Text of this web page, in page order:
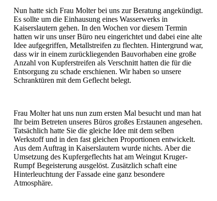
Nun hatte sich Frau Molter bei uns zur Beratung angekündigt.
Es sollte um die Einhausung eines Wasserwerks in
Kaiserslautern gehen. In den Wochen vor diesem Termin
hatten wir uns unser Büro neu eingerichtet und dabei eine alte
Idee aufgegriffen, Metallstreifen zu flechten. Hintergrund war,
dass wir in einem zurückliegenden Bauvorhaben eine große
Anzahl von Kupferstreifen als Verschnitt hatten die für die
Entsorgung zu schade erschienen. Wir haben so unsere
Schranktüren mit dem Geflecht belegt.
Frau Molter hat uns nun zum ersten Mal besucht und man hat
Ihr beim Betreten unseres Büros großes Erstaunen angesehen.
Tatsächlich hatte Sie die gleiche Idee mit dem selben
Werkstoff und in den fast gleichen Proportionen entwickelt.
Aus dem Auftrag in Kaiserslautern wurde nichts. Aber die
Umsetzung des Kupfergeflechts hat am Weingut Kruger-
Rumpf Begeisterung ausgelöst. Zusätzlich schaft eine
Hinterleuchtung der Fassade eine ganz besondere
Atmosphäre.